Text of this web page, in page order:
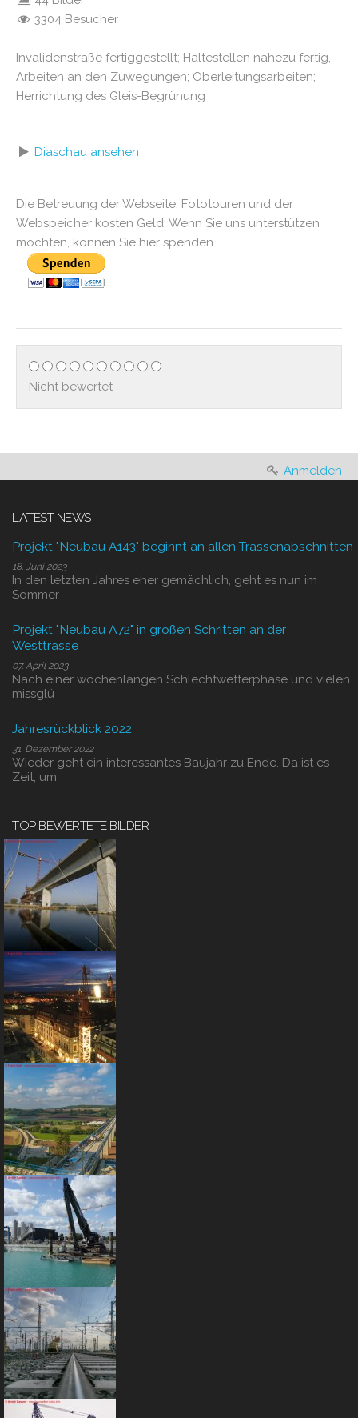
3304 Besucher
Invalidenstraße fertiggestellt; Haltestellen nahezu fertig,
Arbeiten an den Zuwegungen; Oberleitungsarbeiten;
Herrichtung des Gleis-Begrünung
Diaschau ansehen
Die Betreuung der Webseite, Fototouren und der
Webspeicher kosten Geld. Wenn Sie uns unterstützen
möchten, können Sie hier spenden.
Nicht bewertet
Anmelden
LATEST NEWS
Projekt "Neubau A143" beginnt an allen Trassenabschnitten
18. Juni 2023
In den letzten Jahres eher gemächlich, geht es nun im
Sommer
Projekt "Neubau A72" in großen Schritten an der
Westtrasse
07. April 2023
Nach einer wochenlangen Schlechtwetterphase und vielen
missglü
Jahresrückblick 2022
31. Dezember 2022
Wieder geht ein interessantes Baujahr zu Ende. Da ist es
Zeit, um
TOP BEWERTETE BILDER